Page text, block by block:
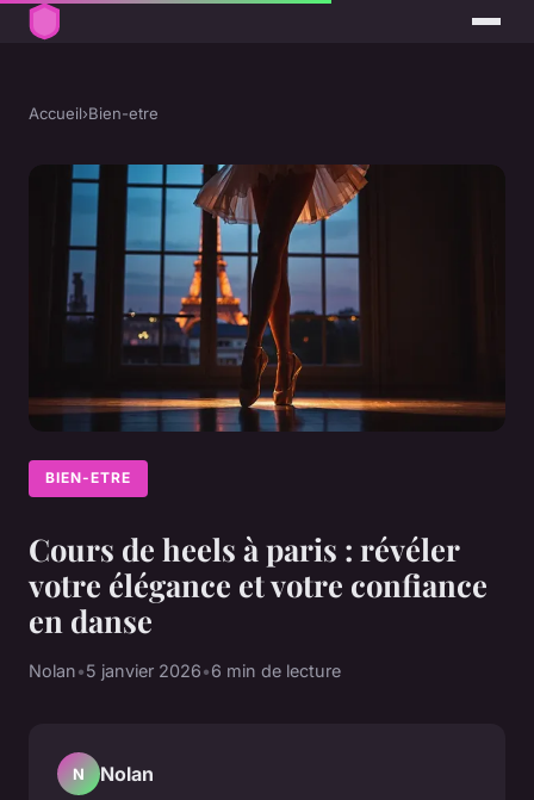
Accueil›Bien-etre
BIEN-ETRE
Cours de heels à paris : révéler
votre élégance et votre confiance
en danse
Nolan•5 janvier 2026•6 min de lecture
N Nolan